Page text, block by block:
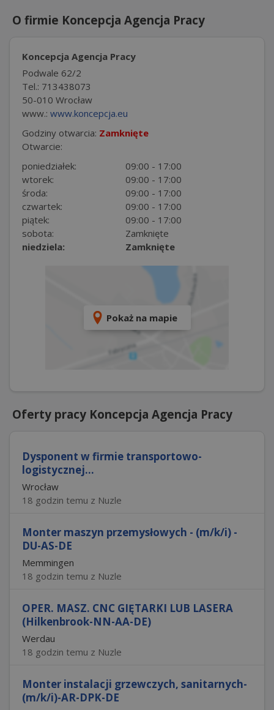
O firmie Koncepcja Agencja Pracy
Koncepcja Agencja Pracy
Podwale 62/2
Tel.: 713438073
50-010 Wrocław
www.: www.koncepcja.eu
Godziny otwarcia: Zamknięte
Otwarcie:
poniedziałek:
09:00 - 17:00
wtorek:
09:00 - 17:00
środa:
09:00 - 17:00
czwartek:
09:00 - 17:00
piątek:
09:00 - 17:00
sobota:
Zamknięte
niedziela:
Zamknięte
Pokaż na mapie
Oferty pracy Koncepcja Agencja Pracy
Dysponent w firmie transportowo-
logistycznej...
Wrocław
18 godzin temu z Nuzle
Monter maszyn przemysłowych - (m/k/i) -
DU-AS-DE
Memmingen
18 godzin temu z Nuzle
OPER. MASZ. CNC GIĘTARKI LUB LASERA
(Hilkenbrook-NN-AA-DE)
Werdau
18 godzin temu z Nuzle
Monter instalacji grzewczych, sanitarnych-
(m/k/i)-AR-DPK-DE